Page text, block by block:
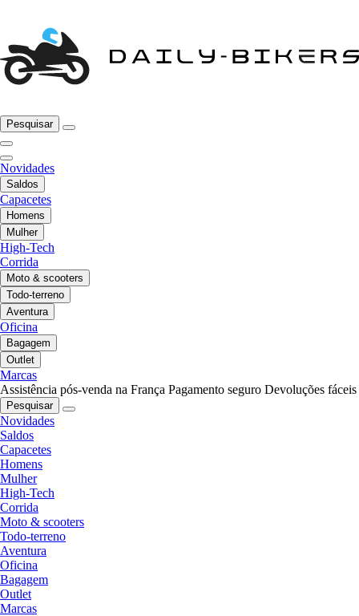
Pesquisar
Novidades
Saldos
Capacetes
Homens
Mulher
High-Tech
Corrida
Moto & scooters
Todo-terreno
Aventura
Oficina
Bagagem
Outlet
Marcas
Assistência pós-venda na França Pagamento seguro Devoluções fáceis
Pesquisar
Novidades
Saldos
Capacetes
Homens
Mulher
High-Tech
Corrida
Moto & scooters
Todo-terreno
Aventura
Oficina
Bagagem
Outlet
Marcas